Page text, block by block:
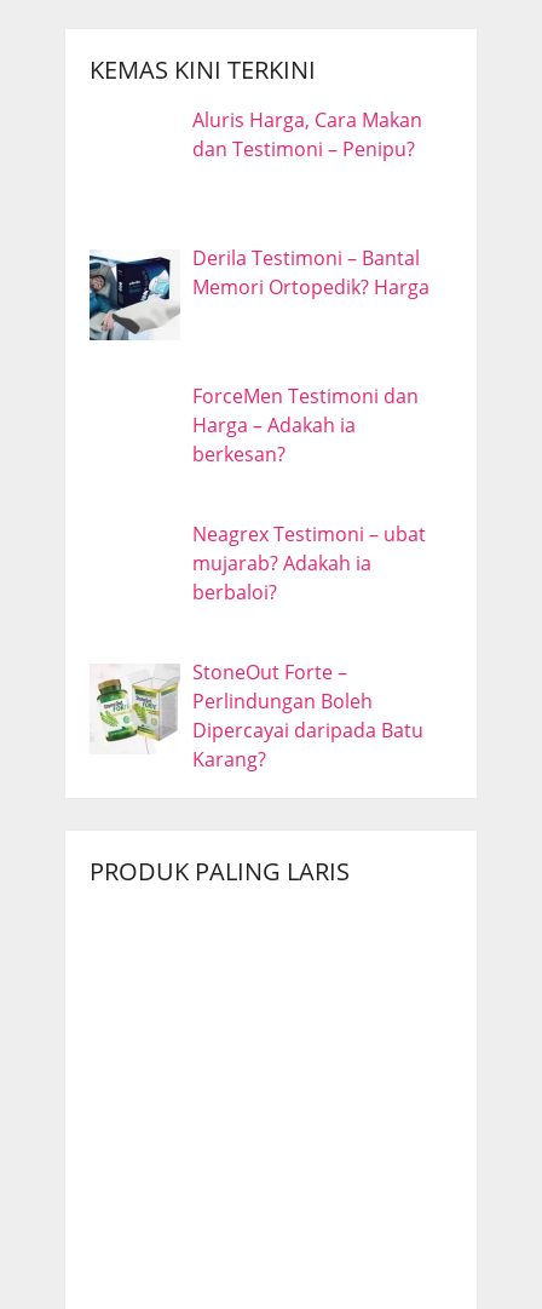
KEMAS KINI TERKINI
Aluris Harga, Cara Makan
dan Testimoni – Penipu?
Derila Testimoni – Bantal
Memori Ortopedik? Harga
ForceMen Testimoni dan
Harga – Adakah ia
berkesan?
Neagrex Testimoni – ubat
mujarab? Adakah ia
berbaloi?
StoneOut Forte –
Perlindungan Boleh
Dipercayai daripada Batu
Karang?
PRODUK PALING LARIS